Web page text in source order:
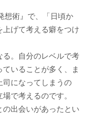
想術』で、「日頃か
げて考える癖をつけ
。自分のレベルで考
いることが多く、ま
になってしまうの
で考えるのです。
出会いがあったとい